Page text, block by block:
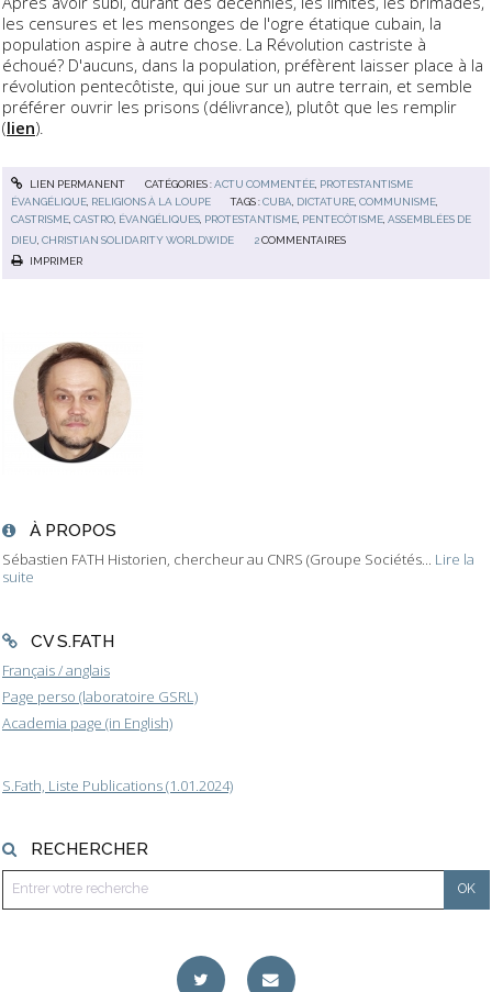
À PROPOS
Sébastien FATH Historien, chercheur au CNRS (Groupe Sociétés... Lire la
suite
CV S.FATH
Français / anglais
Page perso (laboratoire GSRL)
Academia page (in English)
S.Fath, Liste Publications (1.01.2024)
RECHERCHER
les censures et les mensonges de l'ogre étatique cubain, la
population aspire à autre chose. La Révolution castriste à
échoué? D'aucuns, dans la population, préfèrent laisser place à la
révolution pentecôtiste, qui joue sur un autre terrain, et semble
préférer ouvrir les prisons (délivrance), plutôt que les remplir
(lien).
LIEN PERMANENT CATÉGORIES :ACTU COMMENTÉE, PROTESTANTISME
ÉVANGÉLIQUE RELIGIONS À LA LOUPE TAGS :CUBA DICTATURE ,COMMUNISME
CASTRISME ,CASTRO ÉVANGÉLIQUES PROTESTANTISME PENTECÔTISME ,ASSEMBLÉES DE
DIEU ,CHRISTIAN SOLIDARITY WORLDWIDE 2 COMMENTAIRES
IMPRIMER